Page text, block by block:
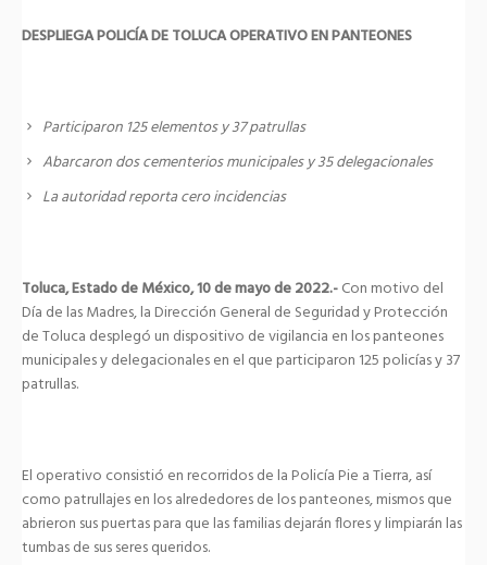
DESPLIEGA POLICÍA DE TOLUCA OPERATIVO EN PANTEONES
Participaron 125 elementos y 37 patrullas
Abarcaron dos cementerios municipales y 35 delegacionales
La autoridad reporta cero incidencias
Toluca, Estado de México, 10 de mayo de 2022.-Con motivo del
Día de las Madres, la Dirección General de Seguridad y Protección
de Toluca desplegó un dispositivo de vigilancia en los panteones
municipales y delegacionales en el que participaron 125 policías y 37
patrullas.
El operativo consistió en recorridos de la Policía Pie a Tierra, así
como patrullajes en los alrededores de los panteones, mismos que
abrieron sus puertas para que las familias dejarán flores y limpiarán las
tumbas de sus seres queridos.